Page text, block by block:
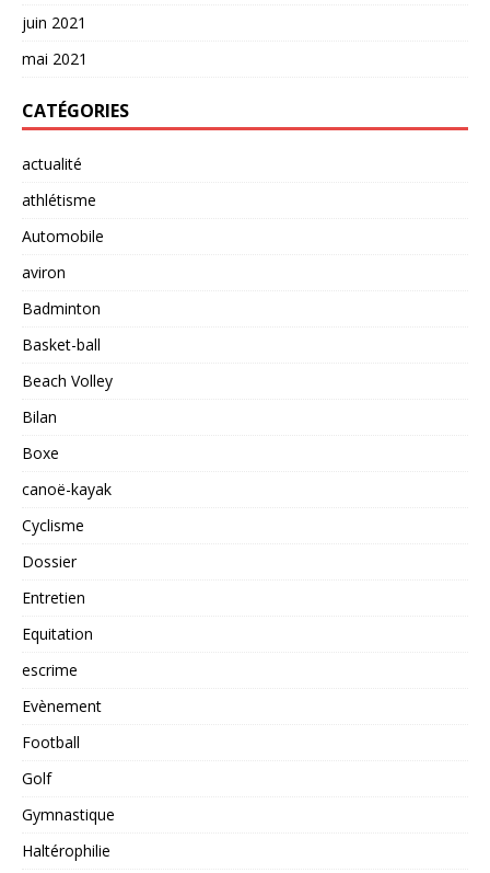
juin 2021
mai 2021
CATÉGORIES
actualité
athlétisme
Automobile
aviron
Badminton
Basket-ball
Beach Volley
Bilan
Boxe
canoë-kayak
Cyclisme
Dossier
Entretien
Equitation
escrime
Evènement
Football
Golf
Gymnastique
Haltérophilie